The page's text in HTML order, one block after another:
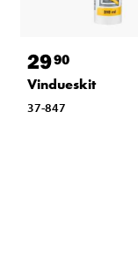
2990
Vindueskit
37-847